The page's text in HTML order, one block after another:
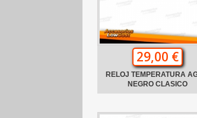
29,00 €
RELOJ TEMPERATURA
NEGRO CLASICO